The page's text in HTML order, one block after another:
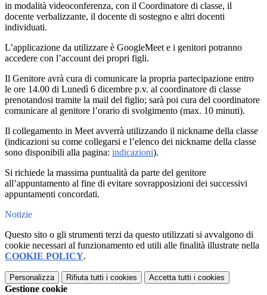
in modalità videoconferenza, con il Coordinatore di classe, il
docente verbalizzante, il docente di sostegno e altri docenti
individuati.
L’applicazione da utilizzare è GoogleMeet e i genitori potranno
accedere con l’account dei propri figli.
Il Genitore avrà cura di comunicare la propria partecipazione entro
le ore 14.00 di Lunedì 6 dicembre p.v. al coordinatore di classe
prenotandosi tramite la mail del figlio; sarà poi cura del coordinatore
comunicare al genitore l’orario di svolgimento (max. 10 minuti).
Il collegamento in Meet avverrà utilizzando il nickname della classe
(indicazioni su come collegarsi e l’elenco dei nickname della classe
sono disponibili alla pagina: indicazioni).
Si richiede la massima puntualità da parte del genitore
all’appuntamento al fine di evitare sovrapposizioni dei successivi
appuntamenti concordati.
Notizie
Questo sito o gli strumenti terzi da questo utilizzati si avvalgono di
cookie necessari al funzionamento ed utili alle finalità illustrate nella
COOKIE POLICY.
Personalizza Rifiuta tutti i cookies Accetta tutti i cookies
Gestione cookie